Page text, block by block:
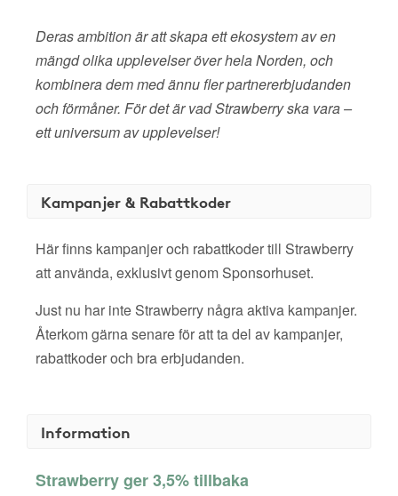
Deras ambition är att skapa ett ekosystem av en
mängd olika upplevelser över hela Norden, och
kombinera dem med ännu fler partnererbjudanden
och förmåner. För det är vad Strawberry ska vara –
ett universum av upplevelser!
Kampanjer & Rabattkoder
Här finns kampanjer och rabattkoder till Strawberry
att använda, exklusivt genom Sponsorhuset.
Just nu har inte Strawberry några aktiva kampanjer.
Återkom gärna senare för att ta del av kampanjer,
rabattkoder och bra erbjudanden.
Information
Strawberry ger 3,5% tillbaka